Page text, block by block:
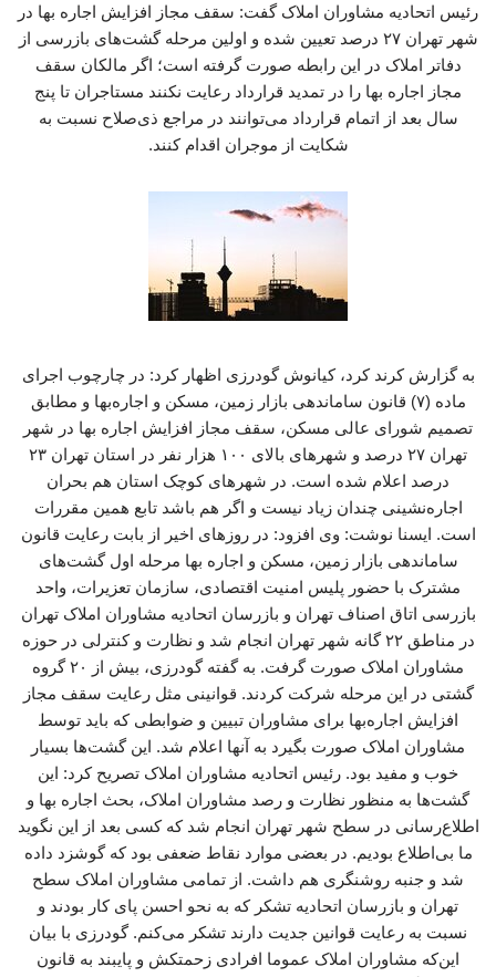
رئیس اتحادیه مشاوران املاک گفت: سقف مجاز افزایش اجاره بها در
شهر تهران ۲۷ درصد تعیین شده و اولین مرحله گشت‌های بازرسی از
دفاتر املاک در این رابطه صورت گرفته است؛ اگر مالکان سقف
مجاز اجاره بها را در تمدید قرارداد رعایت نکنند مستاجران تا پنج
سال بعد از اتمام قرارداد می‌توانند در مراجع ذی‌صلاح نسبت به
شکایت از موجران اقدام کنند.
به گزارش کرند کرد، کیانوش گودرزی اظهار کرد: در چارچوب اجرای
ماده (۷) قانون ساماندهی بازار زمین، مسکن و اجاره‌بها و مطابق
تصمیم شورای عالی مسکن، سقف مجاز افزایش اجاره بها در شهر
تهران ۲۷ درصد و شهرهای بالای ۱۰۰ هزار نفر در استان تهران ۲۳
درصد اعلام شده است. در شهرهای کوچک استان هم بحران
اجاره‌نشینی چندان زیاد نیست و اگر هم باشد تابع همین مقررات
است. ایسنا نوشت: وی افزود: در روزهای اخیر از بابت رعایت قانون
ساماندهی بازار زمین، مسکن و اجاره بها مرحله اول گشت‌های
مشترک با حضور پلیس امنیت اقتصادی، سازمان تعزیرات، واحد
بازرسی اتاق اصناف تهران و بازرسان اتحادیه مشاوران املاک تهران
در مناطق ۲۲ گانه شهر تهران انجام شد و نظارت و کنترلی در حوزه
مشاوران املاک صورت گرفت. به گفته گودرزی، بیش از ۲۰ گروه
گشتی در این مرحله شرکت کردند. قوانینی مثل رعایت سقف مجاز
افزایش اجاره‌بها برای مشاوران تبیین و ضوابطی که باید توسط
مشاوران املاک صورت بگیرد به آنها اعلام شد. این گشت‌ها بسیار
خوب و مفید بود. رئیس اتحادیه مشاوران املاک تصریح کرد: این
گشت‌ها به منظور نظارت و رصد مشاوران املاک، بحث اجاره بها و
اطلاع‌رسانی در سطح شهر تهران انجام شد که کسی بعد از این نگوید
ما بی‌اطلاع بودیم. در بعضی موارد نقاط ضعفی بود که گوشزد داده
شد و جنبه روشنگری هم داشت. از تمامی مشاوران املاک سطح
تهران و بازرسان اتحادیه تشکر که به نحو احسن پای کار بودند و
نسبت به رعایت قوانین جدیت دارند تشکر می‌کنم. گودرزی با بیان
این‌که مشاوران املاک عموما افرادی زحمتکش و پایبند به قانون